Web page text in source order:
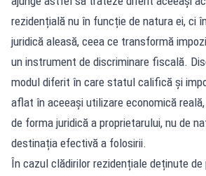
rezidențială nu în funcție de natura ei, ci
juridică aleasă, ceea ce transformă
un instrument de discriminare fiscală.
modul diferit în care statul califică și
aflat în aceeași utilizare economică
de forma juridică a proprietarului, nu de
destinația efectivă a folosirii.
În cazul clădirilor rezidențiale deținute